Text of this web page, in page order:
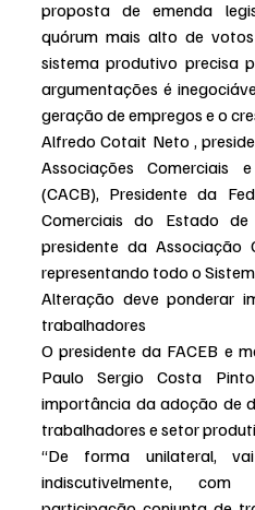
proposta de emenda
quórum mais alto de
sistema produtivo precisa
argumentações é
geração de empregos e o
Alfredo Cotait Neto ,
Associações Comerciais
(CACB), Presidente da
Comerciais do Estado
presidente da Associação
representando todo o
Alteração deve ponderar
trabalhadores
O presidente da FACEB e
Paulo Sergio Costa
importância da adoção de
trabalhadores e setor
“De forma unilateral,
indiscutivelmente,